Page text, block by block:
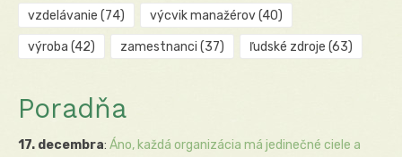
vzdelávanie (74) výcvik manažérov(40)
výroba (42) zamestnanci (37) ľudské zdroje (63)
Poradňa
17. decembra: Áno, každá organizácia má jedinečné ciele a